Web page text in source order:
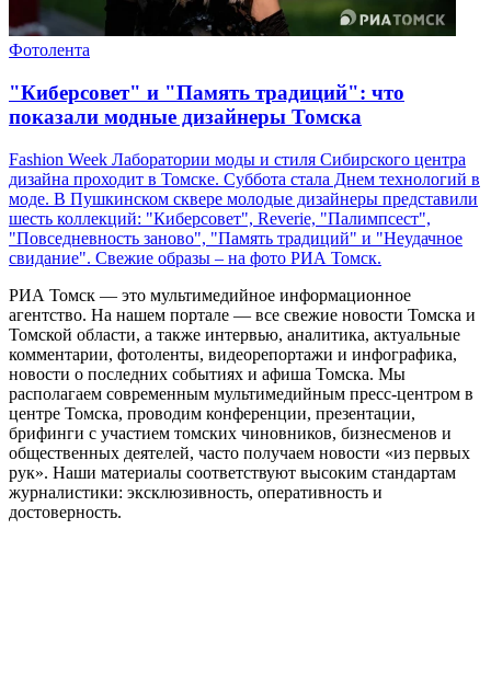
Фотолента
"Киберсовет" и "Память традиций": что
показали модные дизайнеры Томска
Fashion Week Лаборатории моды и стиля Сибирского центра
дизайна проходит в Томске. Суббота стала Днем технологий в
моде. В Пушкинском сквере молодые дизайнеры представили
шесть коллекций: "Киберсовет", Reverie, "Палимпсест",
"Повседневность заново", "Память традиций" и "Неудачное
свидание". Свежие образы – на фото РИА Томск.
РИА Томск — это мультимедийное информационное
агентство. На нашем портале — все свежие новости Томска и
Томской области, а также интервью, аналитика, актуальные
комментарии, фотоленты, видеорепортажи и инфографика,
новости о последних событиях и афиша Томска. Мы
располагаем современным мультимедийным пресс-центром в
центре Томска, проводим конференции, презентации,
брифинги с участием томских чиновников, бизнесменов и
общественных деятелей, часто получаем новости «из первых
рук». Наши материалы соответствуют высоким стандартам
журналистики: эксклюзивность, оперативность и
достоверность.